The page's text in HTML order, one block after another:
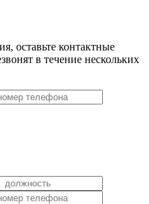
оставьте контактные
в течение нескольких